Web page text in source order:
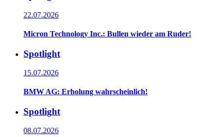
22.07.2026
Micron Technology Inc.: Bullen wieder am Ruder!
Spotlight
15.07.2026
BMW AG: Erholung wahrscheinlich!
Spotlight
08.07.2026